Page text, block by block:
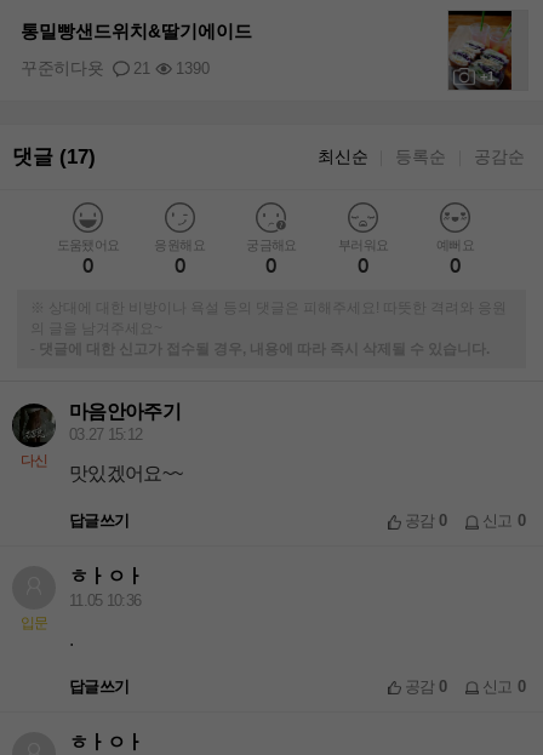
+1
통밀빵샌드위치&딸기에이드
21 1390
꾸준히다욧
댓글 (17) 최신순 등록순 공감순
도움됐어요
0
응원해요
0
궁금해요
0
부러워요
0
예뻐요
0
※ 상대에 대한 비방이나 욕설 등의 댓글은 피해주세요! 따뜻한 격려와 응원
의 글을 남겨주세요~
-
댓글에 대한 신고가 접수될 경우, 내용에 따라 즉시 삭제될 수 있습니다.
다신
마음안아주기
03.27 15:12
맛있겠어요~~
답글쓰기 공감0 신고 0
입문
ㅎㅏㅇㅏ
11.05 10:36
.
답글쓰기 공감0 신고 0
ㅎㅏㅇㅏ